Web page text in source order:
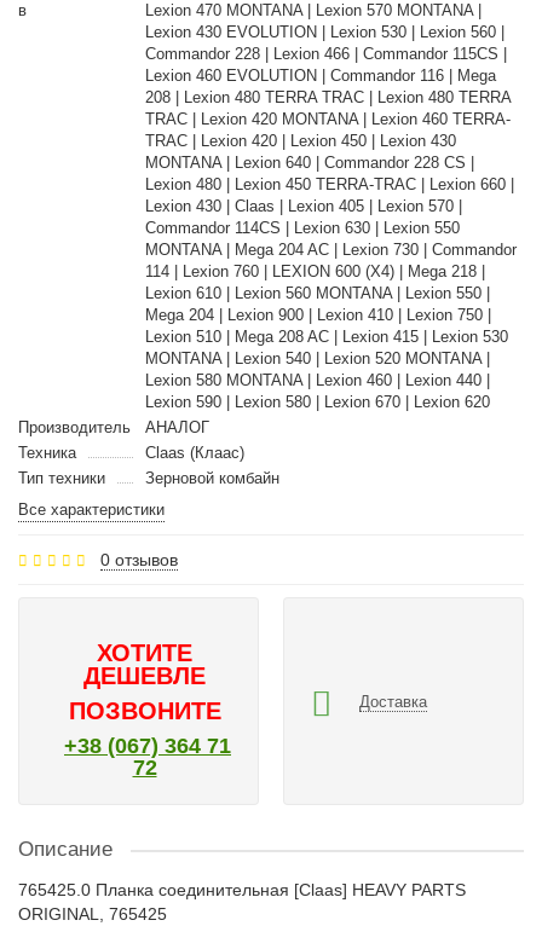
в
Lexion 470 MONTANA | Lexion 570 MONTANA |
Lexion 430 EVOLUTION | Lexion 530 | Lexion 560 |
Commandor 228 | Lexion 466 | Commandor 115CS |
Lexion 460 EVOLUTION | Commandor 116 | Mega
208 | Lexion 480 TERRA TRAC | Lexion 480 TERRA
TRAC | Lexion 420 MONTANA | Lexion 460 TERRA-
TRAC | Lexion 420 | Lexion 450 | Lexion 430
MONTANA | Lexion 640 | Commandor 228 CS |
Lexion 480 | Lexion 450 TERRA-TRAC | Lexion 660 |
Lexion 430 | Claas | Lexion 405 | Lexion 570 |
Commandor 114CS | Lexion 630 | Lexion 550
MONTANA | Mega 204 AC | Lexion 730 | Commandor
114 | Lexion 760 | LEXION 600 (X4) | Mega 218 |
Lexion 610 | Lexion 560 MONTANA | Lexion 550 |
Mega 204 | Lexion 900 | Lexion 410 | Lexion 750 |
Lexion 510 | Mega 208 AC | Lexion 415 | Lexion 530
MONTANA | Lexion 540 | Lexion 520 MONTANA |
Lexion 580 MONTANA | Lexion 460 | Lexion 440 |
Lexion 590 | Lexion 580 | Lexion 670 | Lexion 620
Производитель
АНАЛОГ
Техника
Claas (Клаас)
Тип техники
Зерновой комбайн
Все характеристики
0 отзывов
ХОТИТЕ
ДЕШЕВЛЕ
ПОЗВОНИТЕ
+38 (067) 364 71
72
Доставка
Описание
765425.0 Планка соединительная [Claas] HEAVY PARTS
ORIGINAL, 765425